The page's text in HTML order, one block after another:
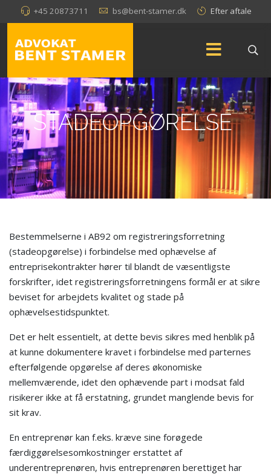
+45 20873711 bs@bent-stamer.dk Efter aftale
STADEOPGØRELSE
Bestemmelserne i AB92 om registreringsforretning
(stadeopgørelse) i forbindelse med ophævelse af
entreprisekontrakter hører til blandt de væsentligste
forskrifter, idet registreringsforretningens formål er at sikre
beviset for arbejdets kvalitet og stade på
ophævelsestidspunktet.
Det er helt essentielt, at dette bevis sikres med henblik på
at kunne dokumentere kravet i forbindelse med parternes
efterfølgende opgørelse af deres økonomiske
mellemværende, idet den ophævende part i modsat fald
risikerer ikke at få erstatning, grundet manglende bevis for
sit krav.
En entreprenør kan f.eks. kræve sine forøgede
færdiggørelsesomkostninger erstattet af
underentreprenøren, hvis entreprenøren berettiget har